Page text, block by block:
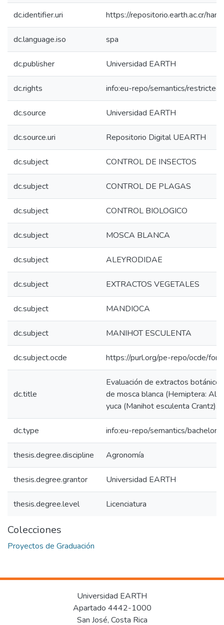
dc.identifier.uri https://repositorio.earth.ac.cr/
dc.language.iso spa
dc.publisher Universidad EARTH
dc.rights info:eu-repo/semantics/
dc.source Universidad EARTH
dc.source.uri Repositorio Digital UEARTH
dc.subject CONTROL DE INSECTOS
dc.subject CONTROL DE PLAGAS
dc.subject CONTROL BIOLOGICO
dc.subject MOSCA BLANCA
dc.subject ALEYRODIDAE
dc.subject EXTRACTOS VEGETALES
dc.subject MANDIOCA
dc.subject MANIHOT ESCULENTA
dc.subject.ocde https://purl.org/pe-repo/ocde/
dc.title
Evaluación de extractos
de mosca blanca (Hemiptera:
yuca (Manihot esculenta Crantz).
dc.type info:eu-repo/semantics/
thesis.degree.discipline Agronomía
thesis.degree.grantor Universidad EARTH
thesis.degree.level Licenciatura
Colecciones
Proyectos de Graduación
Universidad EARTH
Apartado 4442-1000
San José, Costa Rica